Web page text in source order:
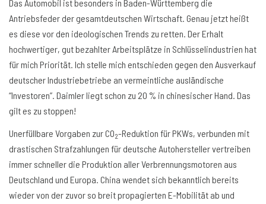
Das Automobil ist besonders in Baden-Württemberg die
Antriebsfeder der gesamtdeutschen Wirtschaft. Genau jetzt heißt
es diese vor den ideologischen Trends zu retten. Der Erhalt
hochwertiger, gut bezahlter Arbeitsplätze in Schlüsselindustrien hat
für mich Priorität. Ich stelle mich entschieden gegen den Ausverkauf
deutscher Industriebetriebe an vermeintliche ausländische
“Investoren”. Daimler liegt schon zu 20 % in chinesischer Hand. Das
gilt es zu stoppen!
Unerfüllbare Vorgaben zur CO2-Reduktion für PKWs, verbunden mit
drastischen Strafzahlungen für deutsche Autohersteller vertreiben
immer schneller die Produktion aller Verbrennungsmotoren aus
Deutschland und Europa. China wendet sich bekanntlich bereits
wieder von der zuvor so breit propagierten E-Mobilität ab und